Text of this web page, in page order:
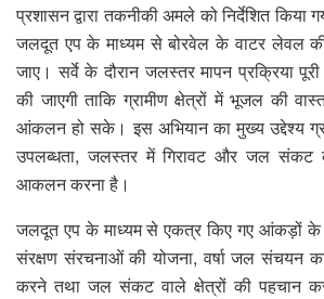
प्रशासन द्वारा तकनीकी अमले को निर्देशित किया
जलदूत एप के माध्यम से बोरवेल के वाटर लेवल
जाए। सर्वे के दौरान जलस्तर मापन प्रक्रिया
की जाएगी ताकि ग्रामीण क्षेत्रों में भूजल की
आंकलन हो सके। इस अभियान का मुख्य उद्देश्य
उपलब्धता, जलस्तर में गिरावट और जल संकट
आकलन करना है।
जलदूत एप के माध्यम से एकत्र किए गए आंकड़ों के
संरक्षण संरचनाओं की योजना, वर्षा जल संचयन
करने तथा जल संकट वाले क्षेत्रों की पहचान